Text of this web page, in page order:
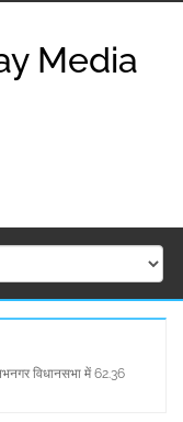
Media
विधानसभा में 62.36